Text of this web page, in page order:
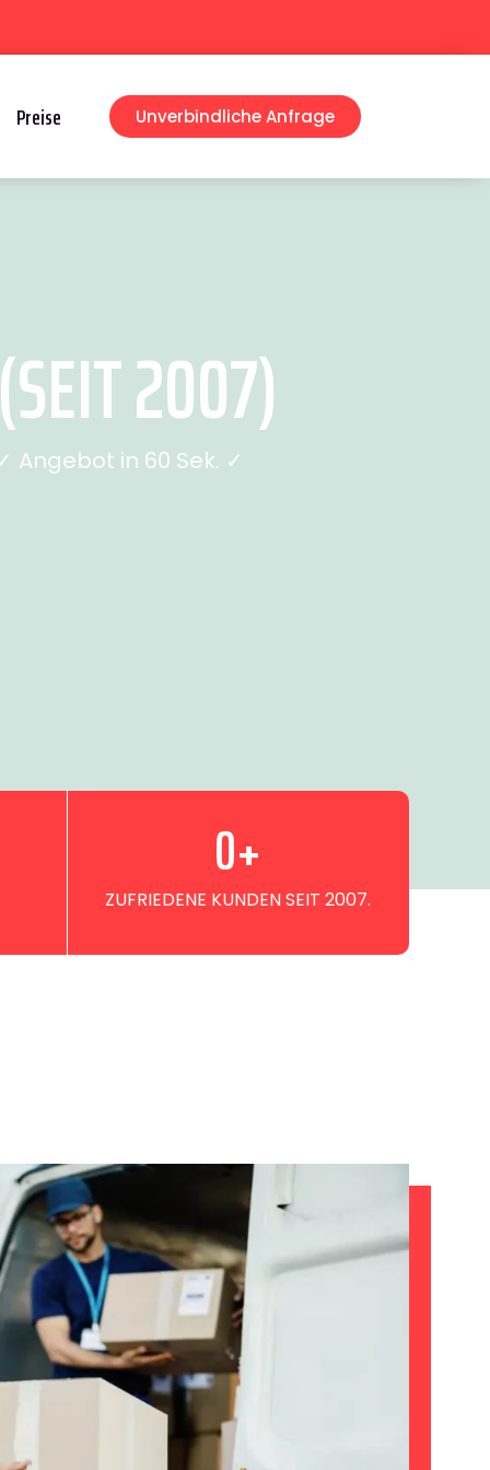
Preise Unverbindliche Anfrage
2007)
Angebot in 60 Sek. ✓
ZUFRIEDENE KUNDEN SEIT 2007.
0+